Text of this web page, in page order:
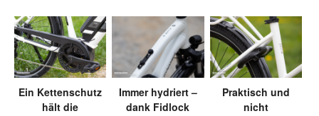
Ein Kettenschutz
hält die
Immer hydriert –
dank Fidlock
Praktisch und
nicht